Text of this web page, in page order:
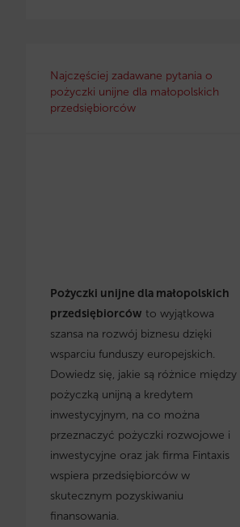
Najczęściej zadawane pytania o
pożyczki unijne dla małopolskich
przedsiębiorców
Pożyczki unijne dla małopolskich
przedsiębiorców to wyjątkowa
szansa na rozwój biznesu dzięki
wsparciu funduszy europejskich.
Dowiedz się, jakie są różnice między
pożyczką unijną a kredytem
inwestycyjnym, na co można
przeznaczyć pożyczki rozwojowe i
inwestycyjne oraz jak firma Fintaxis
wspiera przedsiębiorców w
skutecznym pozyskiwaniu
finansowania.